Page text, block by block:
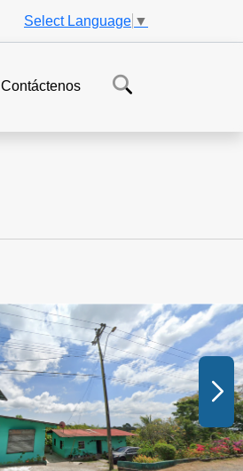
Select Language ▼
Contáctenos